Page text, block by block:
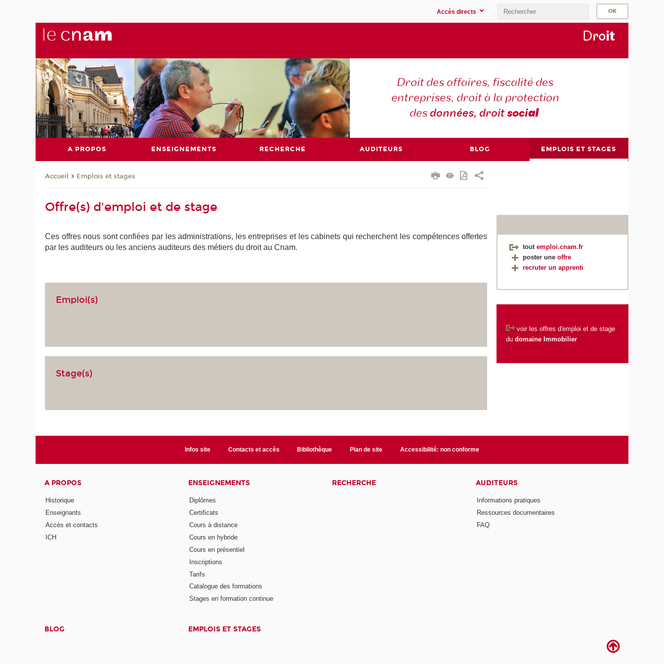
Accès directs
Droit
Droit des affaires, fiscalité des
entreprises, droit à la protection
desdonnées, droitsocial
A PROPOS ENSEIGNEMENTS RECHERCHE AUDITEURS BLOG EMPLOIS ET STAGES
Accueil Emplois et stages
Offre(s) d'emploi et de stage
Ces offres nous sont confiées par les administrations, les entreprises et les cabinets qui recherchent les compétences offertes
par les auditeurs ou les anciens auditeurs des métiers du droit au Cnam.
Emploi(s)
Stage(s)
toutemploi.cnam.fr
poster uneoffre
recruter un apprenti
voir lesoffres d'emploi et de stage
dudomaine Immobilier
Infos site Contacts et accès Bibliothèque Plan de site Accessibilité: non conforme
A PROPOS
Historique
Enseignants
Accès et contacts
ICH
ENSEIGNEMENTS
Diplômes
Certificats
Cours à distance
Cours en hybride
Cours en présentiel
Inscriptions
Tarifs
Catalogue des formations
Stages en formation continue
RECHERCHE AUDITEURS
Informations pratiques
Ressources documentaires
FAQ
BLOG EMPLOIS ET STAGES